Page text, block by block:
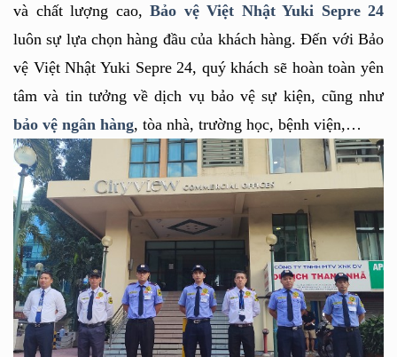
và chất lượng cao, Bảo vệ Việt Nhật Yuki Sepre 24
luôn sự lựa chọn hàng đầu của khách hàng. Đến với Bảo
vệ Việt Nhật Yuki Sepre 24, quý khách sẽ hoàn toàn yên
tâm và tin tưởng về dịch vụ bảo vệ sự kiện, cũng như
bảo vệ ngân hàng, tòa nhà, trường học, bệnh viện,…